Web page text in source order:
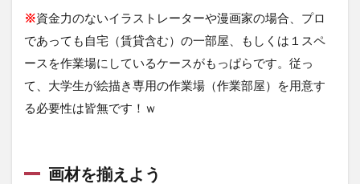
※資金力のないイラストレーターや漫画家の場合、プロ
であっても自宅（賃貸含む）の一部屋、もしくは１スペ
ースを作業場にしているケースがもっぱらです。従っ
て、大学生が絵描き専用の作業場（作業部屋）を用意す
る必要性は皆無です！ｗ
画材を揃えよう